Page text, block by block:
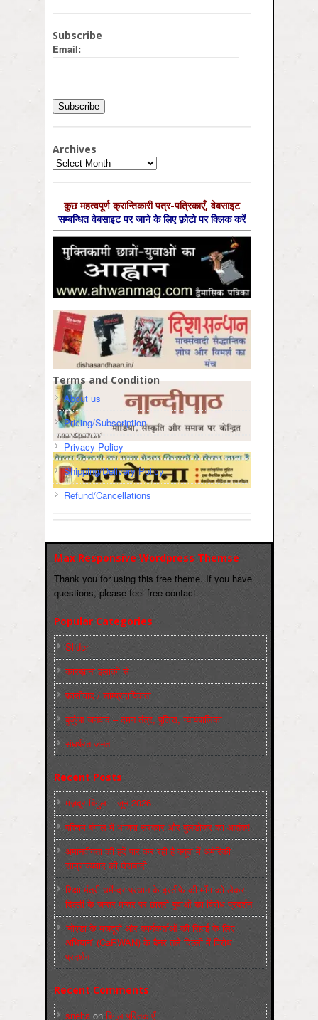
Subscribe
Email:
Archives
Archives
कुछ महत्‍वपूर्ण क्रान्तिकारी पत्र-पत्रिकाएँ, वेबसाइट
सम्‍बन्धित वेबसाइट पर जाने के लिए फ़ोटो पर क्लिक करें
Terms and Condition
About us
Pricing/Subscription
Privacy Policy
Shipping/Delivery Policy
Refund/Cancellations
Max Responsive Wordpress Themse
Thank you for using this free theme. If you have
questions, please feel free contact.
Popular Categories
Slider
कारख़ाना इलाक़ों से
फ़ासीवाद / साम्‍प्रदायिकता
बुर्जुआ जनवाद – दमन तंत्र, पुलिस, न्‍यायपालिका
संघर्षरत जनता
Recent Posts
मज़दूर बिगुल – जून 2026
पश्चिम बंगाल में भाजपा सरकार और बुलडोज़र का आतंक!
अमानवीयता की हदें पार कर रही है क्यूबा में अमेरिकी
साम्राज्यवाद की घेराबन्दी
शिक्षा मंत्री धर्मेन्द्र प्रधान के इस्तीफ़े की माँग को लेकर
दिल्ली के जन्तर-मन्तर पर छात्रों-युवाओं का विरोध प्रदर्शन
‘नोएडा के मज़दूरों और कार्यकर्ताओं की रिहाई के लिए
अभियान’ (CaRWAN) के बैनर तले दिल्ली में विरोध
प्रदर्शन
Recent Comments
sneha on बिगुल पुस्तिकाएँ